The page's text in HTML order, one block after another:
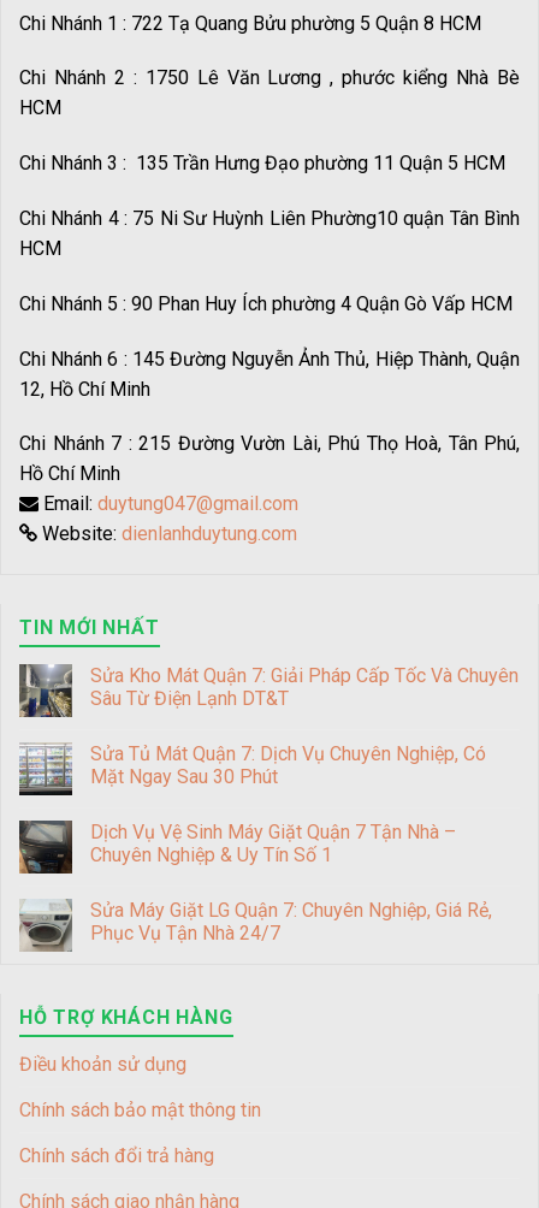
Chi Nhánh 1 : 722 Tạ Quang Bửu phường 5 Quận 8 HCM
Chi Nhánh 2 : 1750 Lê Văn Lương , phước kiểng Nhà Bè
HCM
Chi Nhánh 3 : 135 Trần Hưng Đạo phường 11 Quận 5 HCM
Chi Nhánh 4 : 75 Ni Sư Huỳnh Liên Phường10 quận Tân Bình
HCM
Chi Nhánh 5 : 90 Phan Huy Ích phường 4 Quận Gò Vấp HCM
Chi Nhánh 6 : 145 Đường Nguyễn Ảnh Thủ, Hiệp Thành, Quận
12, Hồ Chí Minh
Chi Nhánh 7 : 215 Đường Vườn Lài, Phú Thọ Hoà, Tân Phú,
Hồ Chí Minh
Email: duytung047@gmail.com
Website: dienlanhduytung.com
TIN MỚI NHẤT
Sửa Kho Mát Quận 7: Giải Pháp Cấp Tốc Và Chuyên
Sâu Từ Điện Lạnh DT&T
Sửa Tủ Mát Quận 7: Dịch Vụ Chuyên Nghiệp, Có
Mặt Ngay Sau 30 Phút
Dịch Vụ Vệ Sinh Máy Giặt Quận 7 Tận Nhà –
Chuyên Nghiệp & Uy Tín Số 1
Sửa Máy Giặt LG Quận 7: Chuyên Nghiệp, Giá Rẻ,
Phục Vụ Tận Nhà 24/7
HỖ TRỢ KHÁCH HÀNG
Điều khoản sử dụng
Chính sách bảo mật thông tin
Chính sách đổi trả hàng
Chính sách giao nhận hàng